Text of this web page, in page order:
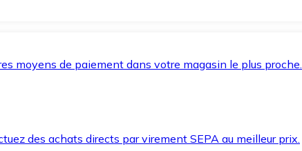
moyens de paiement dans votre magasin le plus proche.
des achats directs par virement SEPA au meilleur prix.